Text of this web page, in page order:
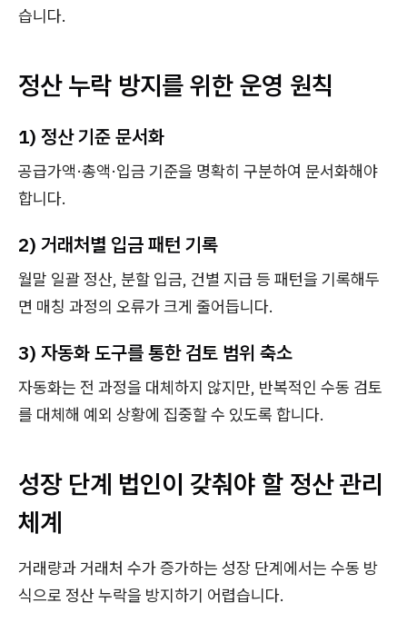
습니다.
정산 누락 방지를 위한 운영 원칙
1) 정산 기준 문서화
공급가액·총액·입금 기준을 명확히 구분하여 문서화해야
합니다.
2) 거래처별 입금 패턴 기록
월말 일괄 정산, 분할 입금, 건별 지급 등 패턴을 기록해두
면 매칭 과정의 오류가 크게 줄어듭니다.
3) 자동화 도구를 통한 검토 범위 축소
자동화는 전 과정을 대체하지 않지만, 반복적인 수동 검토
를 대체해 예외 상황에 집중할 수 있도록 합니다.
성장 단계 법인이 갖춰야 할 정산 관리
체계
거래량과 거래처 수가 증가하는 성장 단계에서는 수동 방
식으로 정산 누락을 방지하기 어렵습니다.